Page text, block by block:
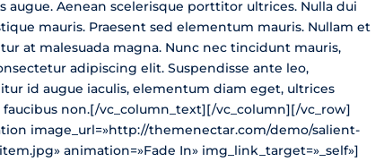
Aenean scelerisque porttitor ultrices. Nulla dui
mauris. Praesent sed elementum mauris. Nullam et
at malesuada magna. Nunc nec tincidunt mauris,
adipiscing elit. Suspendisse ante leo,
id augue iaculis, elementum diam eget, ultrices
non.[/vc_column_text][/vc_column][/vc_row]
image_url=»http://themenectar.com/demo/salient-
animation=»Fade In» img_link_target=»_self»]